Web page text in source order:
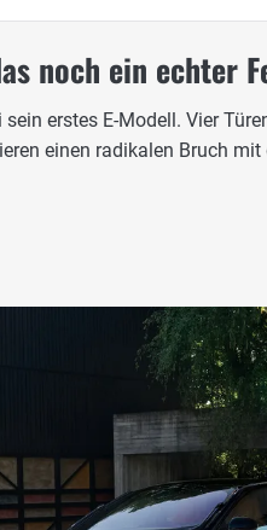
noch ein echter
erstes E-Modell. Vier
einen radikalen Bruch mit